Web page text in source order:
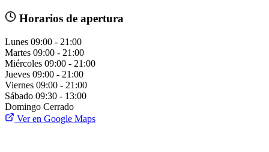
Horarios de apertura
Lunes 09:00 - 21:00
Martes 09:00 - 21:00
Miércoles 09:00 - 21:00
Jueves 09:00 - 21:00
Viernes 09:00 - 21:00
Sábado 09:30 - 13:00
Domingo Cerrado
Ver en Google Maps